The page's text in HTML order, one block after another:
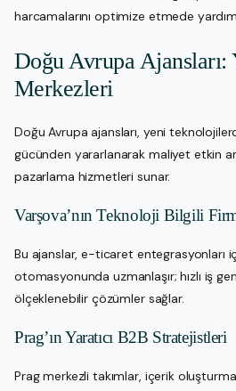
harcamalarını optimize etmede
Doğu Avrupa Ajansları:
Merkezleri
Doğu Avrupa ajansları, yeni
gücünden yararlanarak maliyet etkin
pazarlama hizmetleri sunar.
Varşova’nın Teknoloji Bilgili
Bu ajanslar, e-ticaret entegrasyonları
otomasyonunda uzmanlaşır; hızlı iş
ölçeklenebilir çözümler sağlar.
Prag’ın Yaratıcı B2B Stratejistleri
Prag merkezli takımlar, içerik